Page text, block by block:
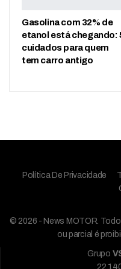
Gasolina com 32% de
etanol está chegando:
cuidados para quem
tem carro antigo
Política De Privacidade
© 2026 - News MOTOR.
ou parcial é
Grupo